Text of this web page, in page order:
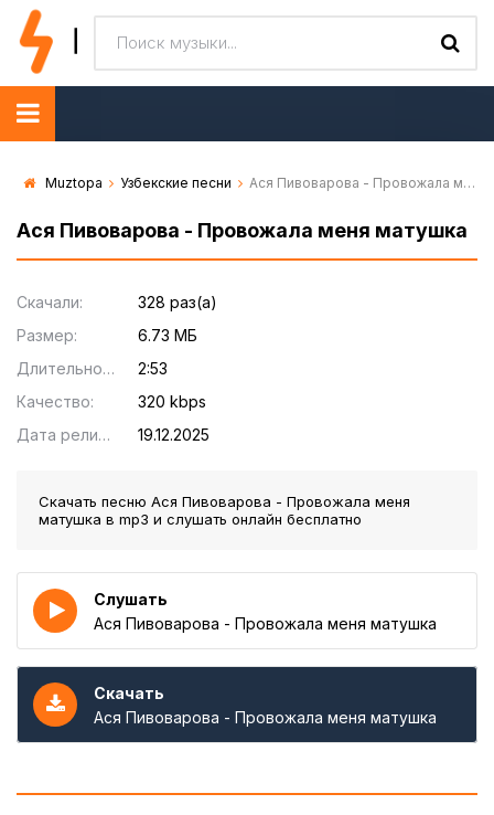
Muztopa Узбекские песни Ася Пивоварова - Провожала меня матушка
Ася Пивоварова - Провожала меня матушка
Скачали:
328 раз(а)
Размер:
6.73 МБ
Длительность:
2:53
Качество:
320 kbps
Дата релиза:
19.12.2025
Скачать песню Ася Пивоварова - Провожала меня
матушка в mp3 и слушать онлайн бесплатно
Слушать
Ася Пивоварова - Провожала меня матушка
Скачать
Ася Пивоварова - Провожала меня матушка